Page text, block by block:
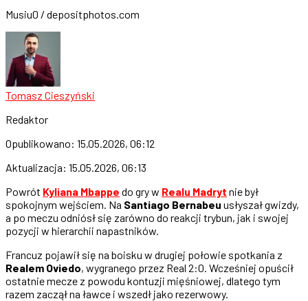
Musiu0 / depositphotos.com
Tomasz Cieszyński
Redaktor
Opublikowano: 15.05.2026, 06:12
Aktualizacja: 15.05.2026, 06:13
Powrót Kyliana Mbappe do gry w Realu Madryt nie był
spokojnym wejściem. Na Santiago Bernabeu usłyszał gwizdy,
a po meczu odniósł się zarówno do reakcji trybun, jak i swojej
pozycji w hierarchii napastników.
Francuz pojawił się na boisku w drugiej połowie spotkania z
Realem Oviedo, wygranego przez Real 2:0. Wcześniej opuścił
ostatnie mecze z powodu kontuzji mięśniowej, dlatego tym
razem zaczął na ławce i wszedł jako rezerwowy.